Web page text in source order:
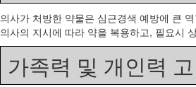
의사가 처방한 약물은 심근경색 예방에 큰
의사의 지시에 따라 약을 복용하고, 필요시
가족력 및 개인력